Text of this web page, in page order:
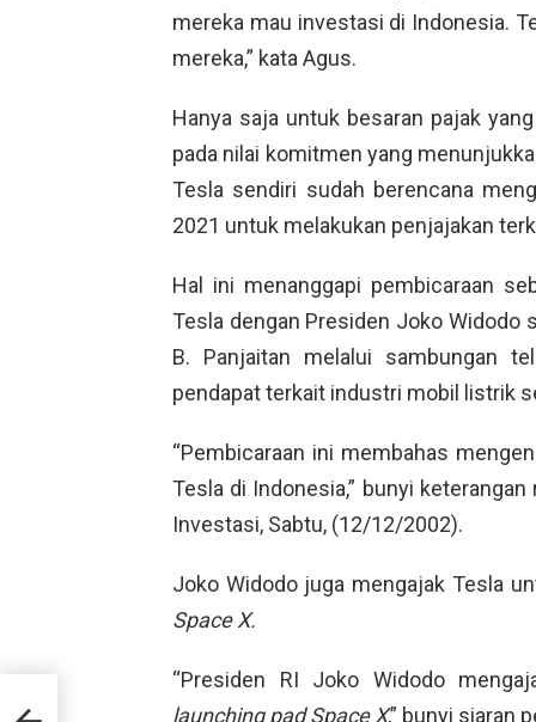
mereka mau investasi di Indonesia.
mereka,” kata Agus.
Hanya saja untuk besaran pajak
pada nilai komitmen yang
Tesla sendiri sudah berencana
2021 untuk melakukan penjajakan
Hal ini menanggapi pembicaraan
Tesla dengan Presiden Joko Widodo
B. Panjaitan melalui sambungan
pendapat terkait industri mobil listrik
“Pembicaraan ini membahas
Tesla di Indonesia,” bunyi
Investasi, Sabtu, (12/12/2002).
Joko Widodo juga mengajak Tesla
Space X.
“Presiden RI Joko Widodo
launching pad Space X,” bunyi siaran